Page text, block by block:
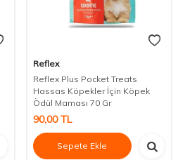
Reflex
Reflex Plus Pocket Treats
Hassas Köpekler İçin Köpek
Ödül Maması 70 Gr
90,00TL
Sepete Ekle